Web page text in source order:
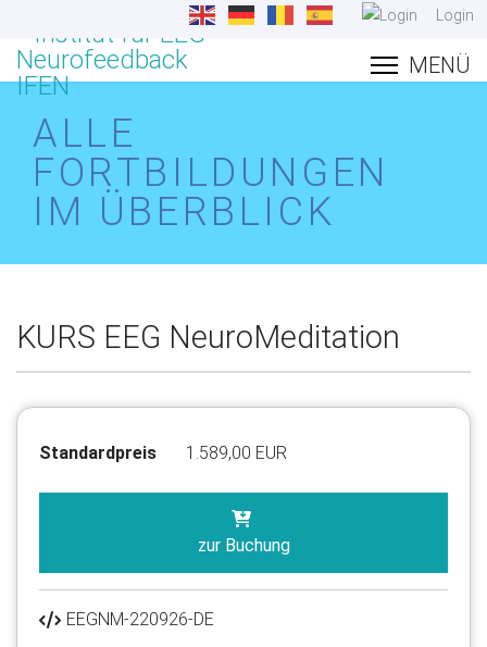
Login
ALLE
FORTBILDUNGEN
IM ÜBERBLICK
KURS EEG NeuroMeditation
Standardpreis 1.589,00 EUR
zur Buchung
EEGNM-220926-DE